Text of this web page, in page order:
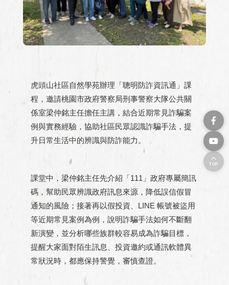
虎頭山社區自然學苑辦理「聰明防詐資訊通」課
程，邀請桃園市政府警察局刑事警察大隊公共關
係室梁仲銘主任擔任主講，結合近期常見詐騙案
例與實務經驗，協助社區民眾認識詐騙手法，提
升日常生活中的辨識與防詐能力。
課堂中，梁仲銘主任先介紹「111」政府專屬簡訊
碼，幫助民眾辨識政府訊息來源，降低誤信假冒
通知的風險；接著再以假投資、LINE 帳號被盜用
等近期常見案例為例，說明詐騙手法如何不斷翻
新演變，並分析哪些族群較容易成為詐騙目標，
提醒大家面對陌生訊息、投資邀約或通訊軟體異
常狀況時，都應保持警覺，審慎查證。
TOP